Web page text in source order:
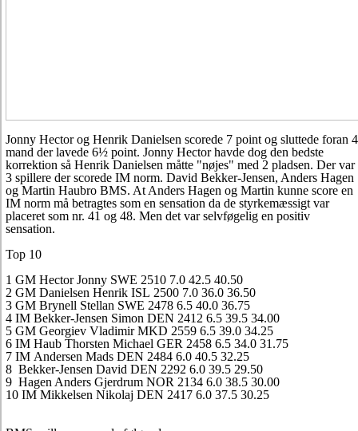
Jonny Hector og Henrik Danielsen scorede 7 point og sluttede foran 4
mand der lavede 6½ point. Jonny Hector havde dog den bedste
korrektion så Henrik Danielsen måtte "nøjes" med 2 pladsen. Der var
3 spillere der scorede IM norm. David Bekker-Jensen, Anders Hagen
og Martin Haubro BMS. At Anders Hagen og Martin kunne score en
IM norm må betragtes som en sensation da de styrkemæssigt var
placeret som nr. 41 og 48. Men det var selvføgelig en positiv
sensation.
Top 10
1 GM Hector Jonny SWE 2510 7.0 42.5 40.50
2 GM Danielsen Henrik ISL 2500 7.0 36.0 36.50
3 GM Brynell Stellan SWE 2478 6.5 40.0 36.75
4 IM Bekker-Jensen Simon DEN 2412 6.5 39.5 34.00
5 GM Georgiev Vladimir MKD 2559 6.5 39.0 34.25
6 IM Haub Thorsten Michael GER 2458 6.5 34.0 31.75
7 IM Andersen Mads DEN 2484 6.0 40.5 32.25
8 Bekker-Jensen David DEN 2292 6.0 39.5 29.50
9 Hagen Anders Gjerdrum NOR 2134 6.0 38.5 30.00
10 IM Mikkelsen Nikolaj DEN 2417 6.0 37.5 30.25